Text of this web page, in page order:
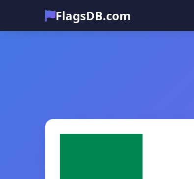
FlagsDB.com